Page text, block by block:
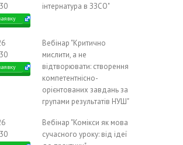
інтернатура в ЗЗСО"
Вебінар "Критично
мислити, а не
відтворювати: створення
компетентнісно-
орієнтованих завдань за
групами результатів НУШ"
Вебінар "Комікси як мова
сучасного уроку: від ідеї